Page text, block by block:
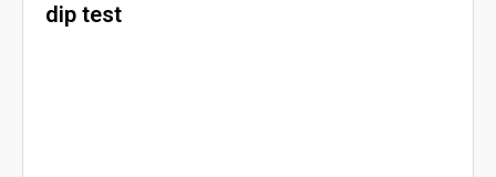
dip test